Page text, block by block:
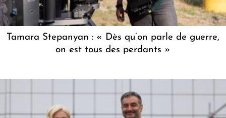
Tamara Stepanyan : « Dès qu’on parle de guerre,
on est tous des perdants »